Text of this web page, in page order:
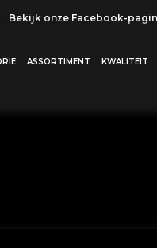
Bekijk onze Facebook-
ASSORTIMENT KWALITEIT